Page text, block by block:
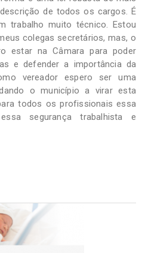
de todos os cargos. É
trabalho muito técnico. Estou
colegas secretários, mas, o
estar na Câmara para poder
e defender a importância da
vereador espero ser uma
o município a virar esta
todos os profissionais essa
essa segurança trabalhista e